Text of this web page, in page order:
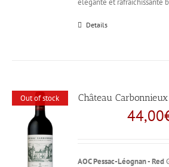
élégante et rafraichissante
Details
Out of stock Château
44,00
AOC Pessac-Léognan - Red